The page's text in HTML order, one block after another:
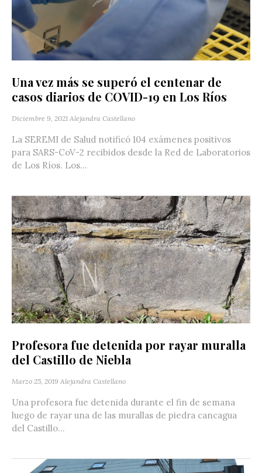
Una vez más se superó el centenar de
casos diarios de COVID-19 en Los Ríos
Diciembre 9, 2021 Alejandra Castellano
La SEREMI de Salud notificó 104 exámenes positivos
para SARS-CoV-2 recibidos desde la Red de Laboratorios
de Los Ríos. Los...
Profesora fue detenida por rayar muralla
del Castillo de Niebla
Marzo 25, 2019 Alejandra Castellano
Una profesora fue detenida durante el fin de semana
luego de rayar una de las murallas de piedra cancagua
del Castillo...